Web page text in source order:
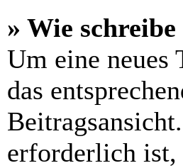
» Wie
Um eine
das
erforderlich ist,